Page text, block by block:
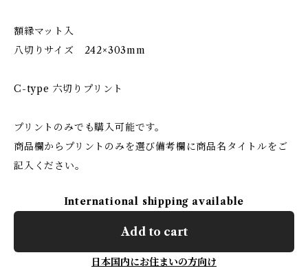
額縁マット入
八切りサイズ 242×303mm
C-type 六切りプリント
プリントのみでも購入可能です。
商品欄からプリントのみを選び備考欄に商品名タイトルをご
記入ください。
International shipping available
Add to cart
日本国内にお住まいの方向け